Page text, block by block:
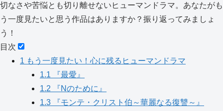
切なさや苦悩とも切り離せないヒューマンドラマ。あなたがも
う一度見たいと思う作品はありますか？振り返ってみましょ
う！
目次
1 もう一度見たい！心に残るヒューマンドラマ
1.1 『最愛』
1.2 『Nのために』
1.3 『モンテ・クリスト伯～華麗なる復讐～』